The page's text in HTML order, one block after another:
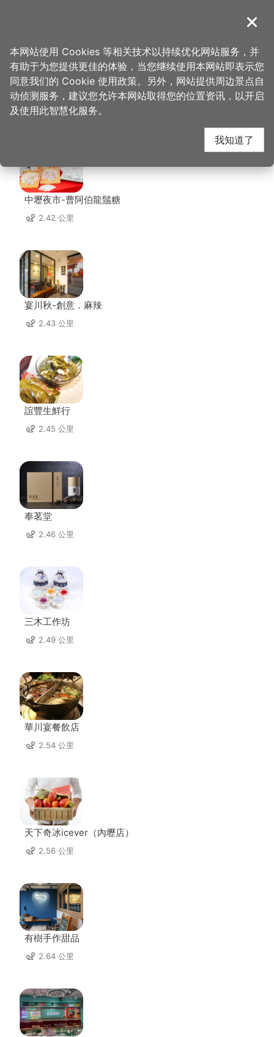
導覽
首页 > 想去的地方 > 美食、购物 > 涧水澜
涧水澜 周边店家
中壢夜市-曹阿伯龍鬚糖
2.42 公里
宴川秋-創意．麻辣
2.43 公里
誼豐生鮮行
2.45 公里
奉茗堂
2.46 公里
三木工作坊
2.49 公里
華川宴餐飲店
2.54 公里
天下奇冰icever（內壢店）
2.56 公里
有樹手作甜品
2.64 公里
关闭
本网站使用 Cookies 等相关技术以持续优化网站服务，并
有助于为您提供更佳的体验，当您继续使用本网站即表示您
同意我们的 Cookie 使用政策。另外，网站提供周边景点自
动侦测服务，建议您允许本网站取得您的位置资讯，以开启
及使用此智慧化服务。
我知道了